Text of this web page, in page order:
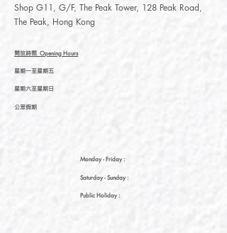
Shop G11, G/F, The Peak Tower, 128 Peak Road,
The Peak, Hong Kong
開放時間 Opening Hours
星期一至星期五
星期六至星期日
公眾假期
Monday - Friday :
Saturday- Sunday :
Public Holiday :